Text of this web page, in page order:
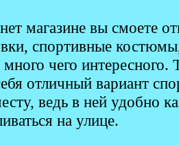
магазине вы смоете
спортивные
чего интересного.
отличный вариант
ведь в ней удобно
на улице.